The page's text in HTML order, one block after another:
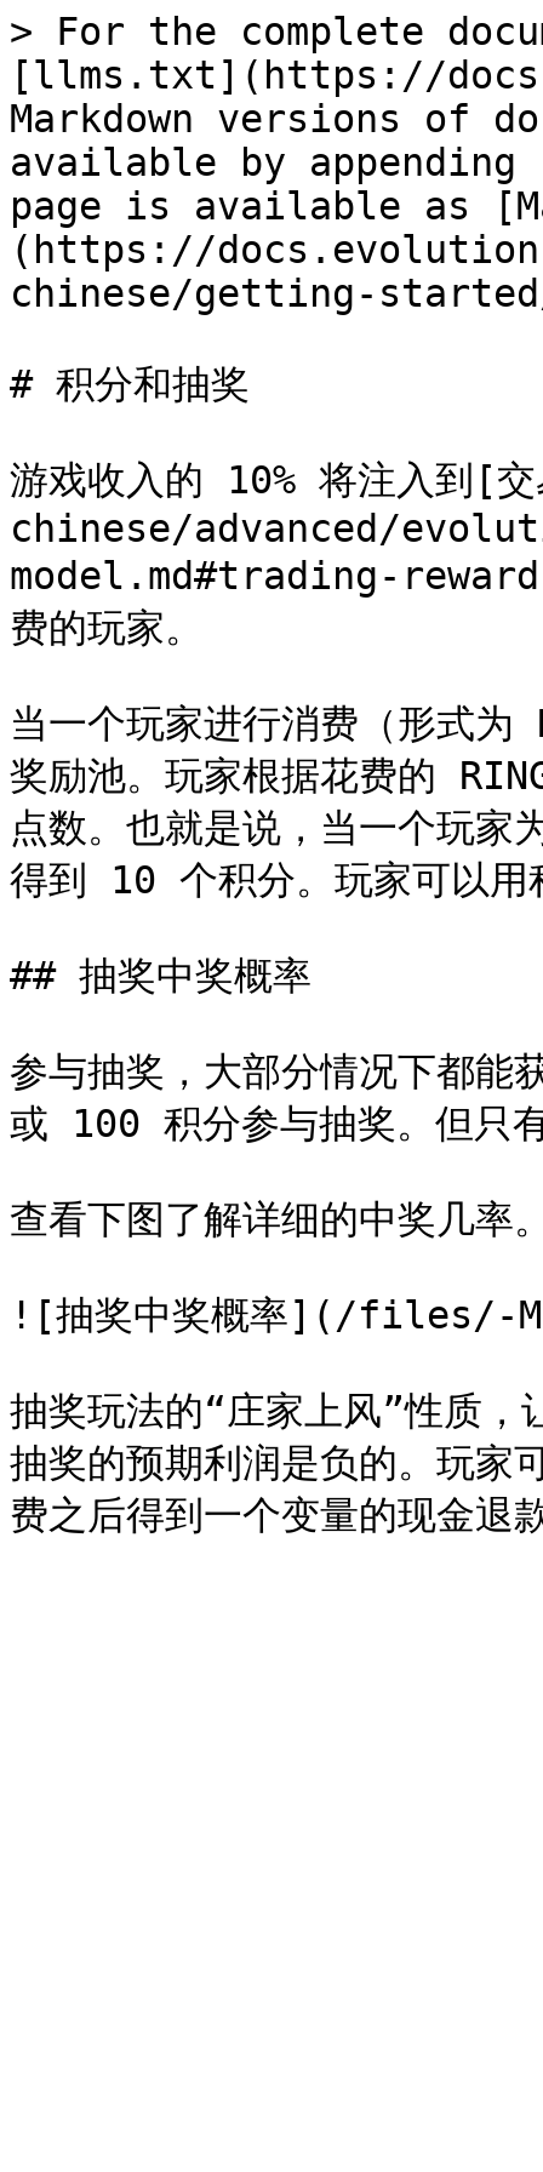
> For the complete
[llms.txt](https://
Markdown versions of
available by
page is available as
(https://
chinese/getting-
# 积分和抽奖
游戏收入的 10% 将注入
chinese/advanced/
model.md#trading-reward-
费的玩家。
当一个玩家进行消费（形式为
奖励池。玩家根据花费的
点数。也就是说，当一个玩
得到 10 个积分。玩家可以用
## 抽奖中奖概率
参与抽奖，大部分情况下都
或 100 积分参与抽奖。但只
查看下图了解详细的中奖几率
![抽奖中奖概率](/files/-
抽奖玩法的“庄家上风”性质，
抽奖的预期利润是负的。玩家